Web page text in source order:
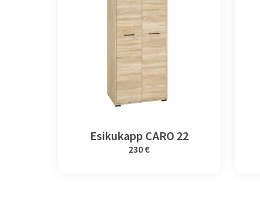
Esikukapp CARO 22
230 €